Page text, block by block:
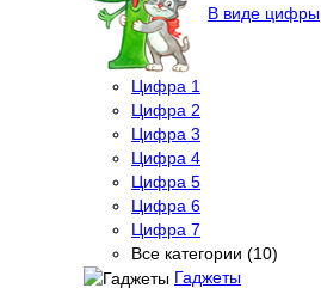
В виде цифры
Цифра 1
Цифра 2
Цифра 3
Цифра 4
Цифра 5
Цифра 6
Цифра 7
Все категории (10)
Гаджеты